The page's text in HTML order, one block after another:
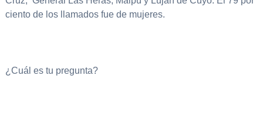
ciento de los llamados fue de mujeres.
¿Cuál es tu pregunta?